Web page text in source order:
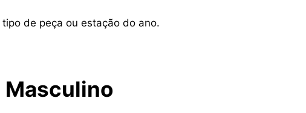
de peça ou estação do ano.
Masculino